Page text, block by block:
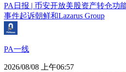
PA日报 | 币安开放美股资产转仓功
事件起诉朝鲜和Lazarus Group
PA一线
2026/08/08 上午06:57